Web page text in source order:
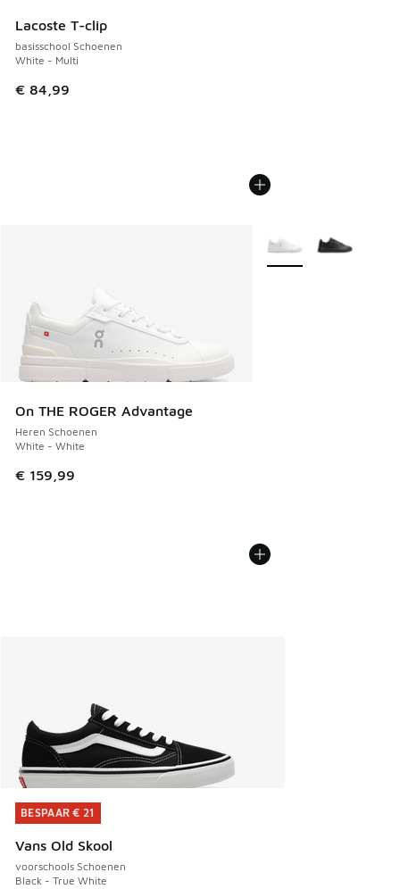
Lacoste T-clip
basisschool Schoenen
White - Multi
€ 84,99
On THE ROGER Advantage
Heren Schoenen
White - White
€ 159,99
Meer kleuren
BESPAAR € 21
Vans Old Skool
voorschools Schoenen
Black - True White
BESPAAR € 21